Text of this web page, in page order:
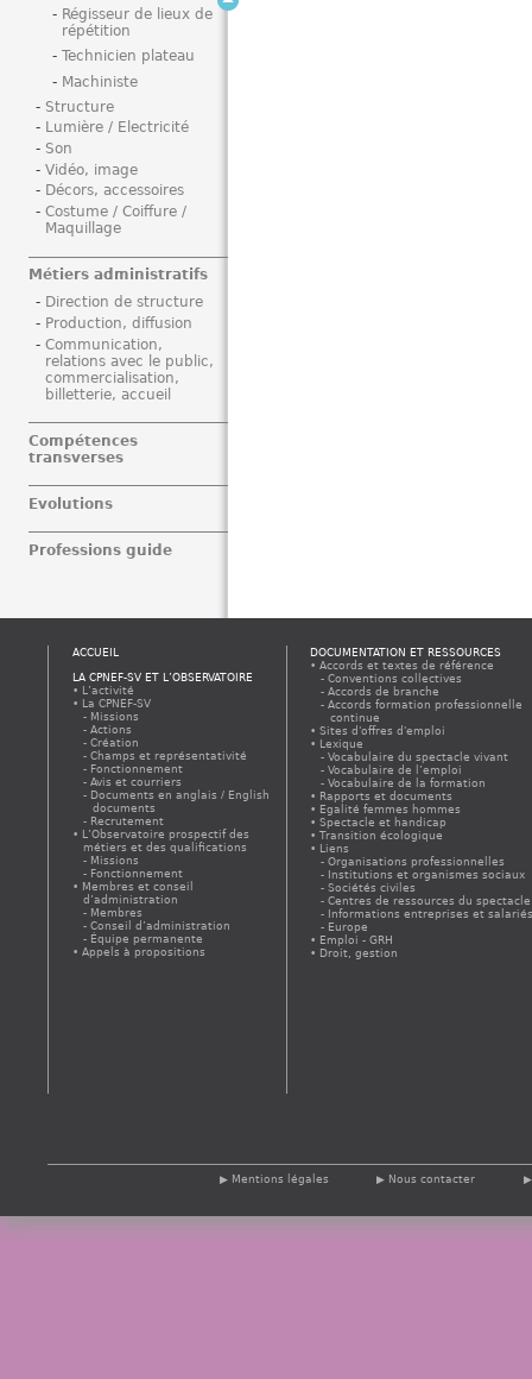
Régisseur de lieux de
répétition
Technicien plateau
Machiniste
Structure
Lumière / Electricité
Son
Vidéo, image
Décors, accessoires
Costume / Coiffure /
Maquillage
Métiers administratifs
Direction de structure
Production, diffusion
Communication,
relations avec le public,
commercialisation,
billetterie, accueil
Compétences
transverses
Evolutions
Professions guide
ACCUEIL
LA CPNEF-SV ET L’OBSERVATOIRE
L’activité
La CPNEF-SV
Missions
Actions
Création
Champs et représentativité
Fonctionnement
Avis et courriers
Documents en anglais / English
documents
Recrutement
L’Observatoire prospectif des
métiers et des qualifications
Missions
Fonctionnement
Membres et conseil
d’administration
Membres
Conseil d’administration
Équipe permanente
Appels à propositions
DOCUMENTATION ET RESSOURCES
Accords et textes de référence
Conventions collectives
Accords de branche
Accords formation professionnelle
continue
Sites d'offres d'emploi
Lexique
Vocabulaire du spectacle vivant
Vocabulaire de l’emploi
Vocabulaire de la formation
Rapports et documents
Egalité femmes hommes
Spectacle et handicap
Transition écologique
Liens
Organisations professionnelles
Institutions et organismes sociaux
Sociétés civiles
Centres de ressources du spectacle
Informations entreprises et
Europe
Emploi - GRH
Droit, gestion
Mentions légales Nous contacter